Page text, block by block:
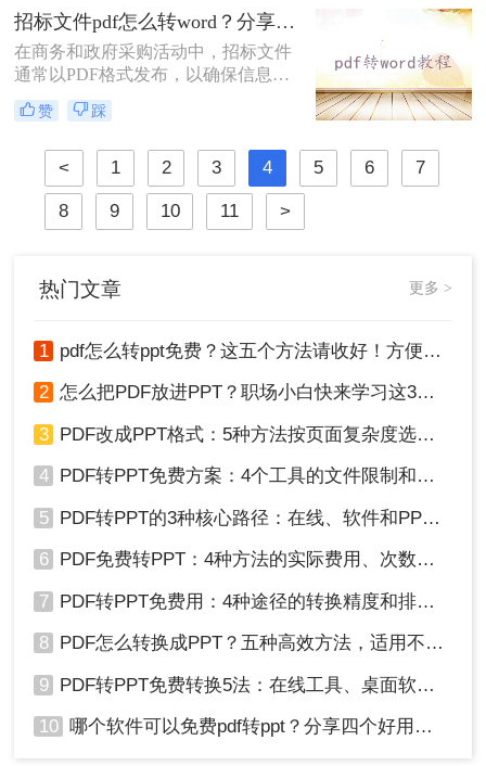
为Word格式以便进行编辑和修改。那
么pdf大文件如何转word呢？本文将详
细介绍几种将PDF大文件转换为Word
文档的方法，帮助您更高效地完成工
作。
招标文件pdf怎么转word？分享二个高效方法！
在商务和政府采购活动中，招标文件
通常以PDF格式发布，以确保信息的
完整性和安全性。然而，对于需要编
辑、修改或重新排版招标文件的用户
因此，将招标文件从PDF转换为Word
格式成为了一个常见的需求。本文将
为您详细介绍招标文件pdf怎么转word
的几种高效方法。
赞 踩
< 1 2 3 4 5 6 7
8 9 10 11 >
热门文章 更多 >
1 pdf怎么转ppt免费？这五个方法请收好！方便又好用！
2 怎么把PDF放进PPT？职场小白快来学习这3种方法！
3 PDF改成PPT格式：5种方法按页面复杂度选择！
4 PDF转PPT免费方案：4个工具的文件限制和输出质量对比！
5 PDF转PPT的3种核心路径：在线、软件和PPT自带的适用范围！
6 PDF免费转PPT：4种方法的实际费用、次数限制和效果！
7 PDF转PPT免费用：4种途径的转换精度和排版保留能力对比！
8 PDF怎么转换成PPT？五种高效方法，适用不同场景全解析！
9 PDF转PPT免费转换5法：在线工具、桌面软件和PPT插件的优劣！
10 哪个软件可以免费pdf转ppt？分享四个好用的转换工具！